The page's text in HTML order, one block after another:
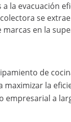
la evacuación
se
en la
de
maximizar la
empresarial a